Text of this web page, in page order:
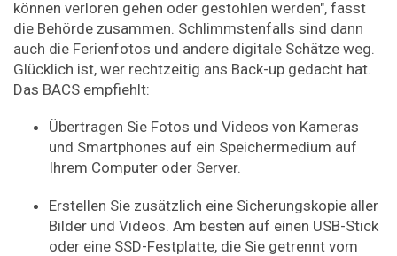
können verloren gehen oder gestohlen werden", fasst
die Behörde zusammen. Schlimmstenfalls sind dann
auch die Ferienfotos und andere digitale Schätze weg.
Glücklich ist, wer rechtzeitig ans Back-up gedacht hat.
Das BACS empfiehlt:
Übertragen Sie Fotos und Videos von Kameras
und Smartphones auf ein Speichermedium auf
Ihrem Computer oder Server.
Erstellen Sie zusätzlich eine Sicherungskopie aller
Bilder und Videos. Am besten auf einen USB-Stick
oder eine SSD-Festplatte, die Sie getrennt vom